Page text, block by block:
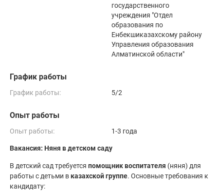
государственного
учреждения "Отдел
образования по
Енбекшиказахскому району
Управления образования
Алматинской области"
График работы
График работы: 5/2
Опыт работы
Опыт работы: 1-3 года
Вакансия: Няня в детском саду
В детский сад требуется помощник воспитателя (няня) для
работы с детьми в казахской группе. Основные требования к
кандидату: